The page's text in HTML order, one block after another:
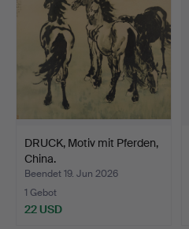
DRUCK, Motiv mit Pferden,
China.
Beendet 19. Jun 2026
1 Gebot
22 USD